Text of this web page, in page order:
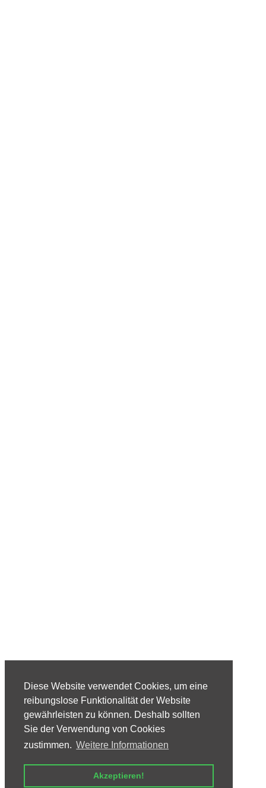
Diese Website verwendet Cookies, um eine
reibungslose Funktionalität der Website
gewährleisten zu können. Deshalb sollten
Sie der Verwendung von Cookies
zustimmen. Weitere Informationen
Akzeptieren!